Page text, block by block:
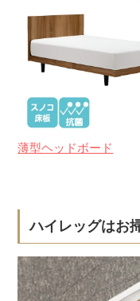
薄型ヘッドボード
ハイレッグはお